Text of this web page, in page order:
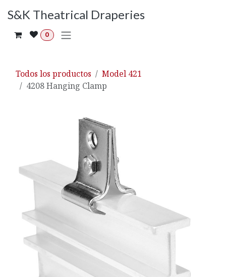
S&K Theatrical Draperies
0
Todos los productos
Model 421
4208 Hanging Clamp